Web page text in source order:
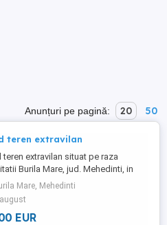
Anunțuri pe pagină: 20 50
teren extravilan
teren extravilan situat pe raza
Burila Mare, jud. Mehedinti, in
de 6 ha. si 2122 mp., o singura
T298, langa un canal de
fix 6000 euro ha. telefon
Mare, Mehedinti
EUR